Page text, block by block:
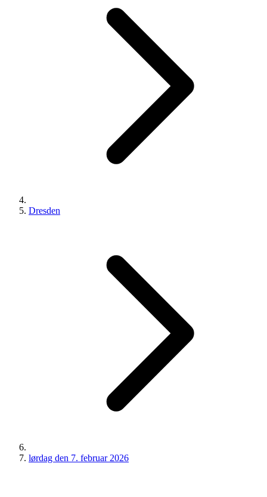
Dresden
lørdag den 7. februar 2026